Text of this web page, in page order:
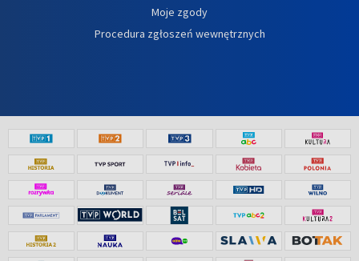
Moje zgody
Procedura zgłoszeń wewnętrznych